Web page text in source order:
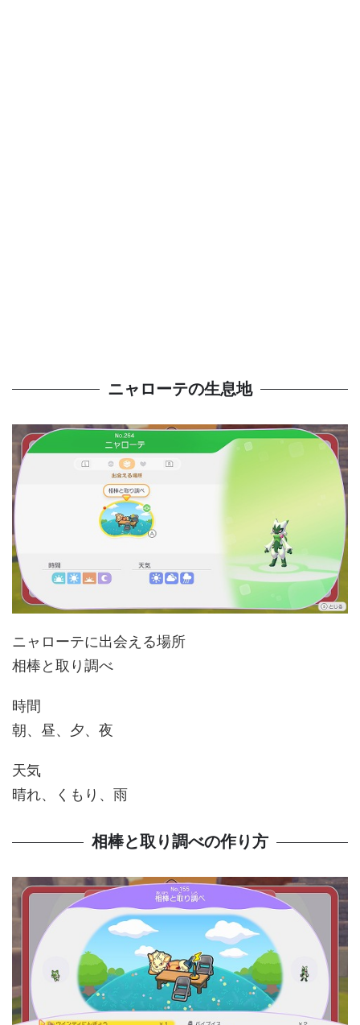
ニャローテの生息地
ニャローテに出会える場所
相棒と取り調べ
時間
朝、昼、夕、夜
天気
晴れ、くもり、雨
相棒と取り調べの作り方